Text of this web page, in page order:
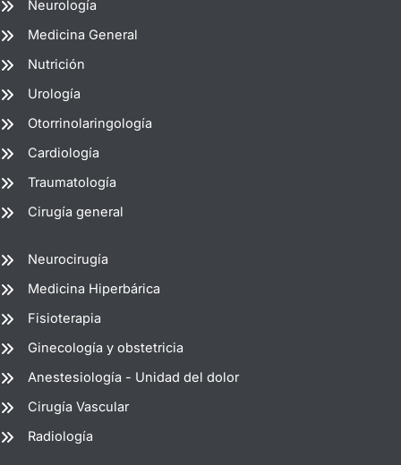
Neurología
Medicina General
Nutrición
Urología
Otorrinolaringología
Cardiología
Traumatología
Cirugía general
Neurocirugía
Medicina Hiperbárica
Fisioterapia
Ginecología y obstetricia
Anestesiología - Unidad del dolor
Cirugía Vascular
Radiología